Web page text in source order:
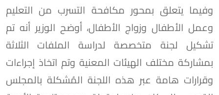
وفيما يتعلق بمحور مكافحة التسرب من التعليم
وعمل الأطفال وزواج الأطفال، أوضح الوزير أنه تم
تشكيل لجنة متخصصة لدراسة الملفات الثلاثة
بمشاركة مختلف الهيئات المعنية وتم اتخاذ إجراءات
وقرارات هامة عبر هذه اللجنة المُشكلة بالمجلس